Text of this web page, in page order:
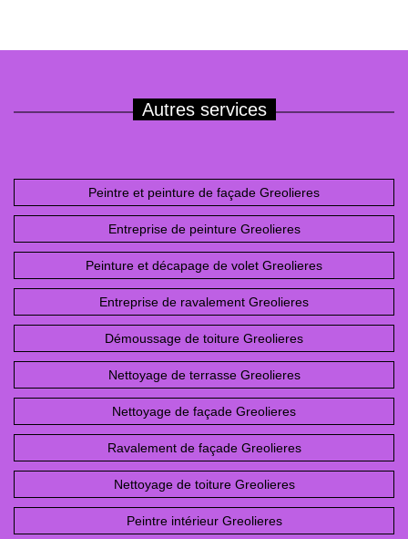
Autres services
Peintre et peinture de façade Greolieres
Entreprise de peinture Greolieres
Peinture et décapage de volet Greolieres
Entreprise de ravalement Greolieres
Démoussage de toiture Greolieres
Nettoyage de terrasse Greolieres
Nettoyage de façade Greolieres
Ravalement de façade Greolieres
Nettoyage de toiture Greolieres
Peintre intérieur Greolieres